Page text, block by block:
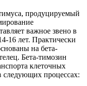
продуцируемый
важное звено в
16 лет. Практически
на бета-
Бета-тимозин
клеточных
следующих процессах: